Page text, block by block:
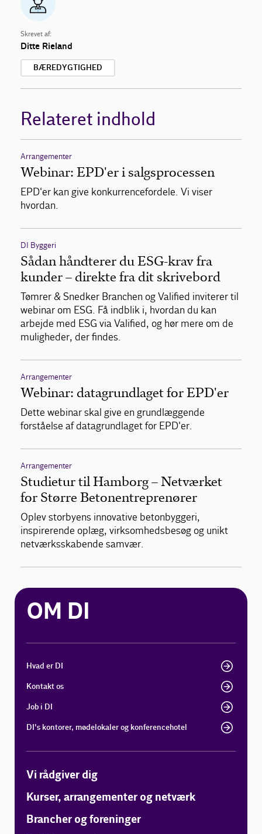
Skrevet af:
Ditte Rieland
BÆREDYGTIGHED
Relateret indhold
Arrangementer
Webinar: EPD'er i salgsprocessen
EPD'er kan give konkurrencefordele. Vi viser
hvordan.
DI Byggeri
Sådan håndterer du ESG-krav fra
kunder – direkte fra dit skrivebord
Tømrer & Snedker Branchen og Valified inviterer til
webinar om ESG. Få indblik i, hvordan du kan
arbejde med ESG via Valified, og hør mere om de
muligheder, der findes.
Arrangementer
Webinar: datagrundlaget for EPD'er
Dette webinar skal give en grundlæggende
forståelse af datagrundlaget for EPD'er.
Arrangementer
Studietur til Hamborg – Netværket
for Større Betonentreprenører
Oplev storbyens innovative betonbyggeri,
inspirerende oplæg, virksomhedsbesøg og unikt
netværksskabende samvær.
OM DI
Hvad er DI
Kontakt os
Job i DI
DI's kontorer, mødelokaler og konferencehotel
Vi rådgiver dig
Kurser, arrangementer og netværk
Brancher og foreninger